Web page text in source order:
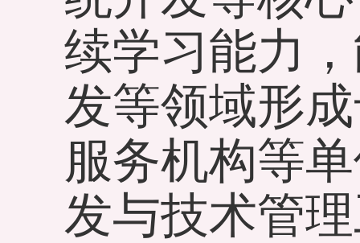
续学习能力
发等领域形
服务机构等
发与技术管